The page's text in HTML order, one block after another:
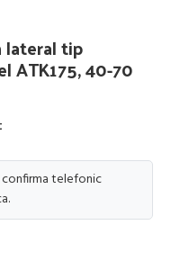
lateral tip
ATK175, 40-70
confirma telefonic